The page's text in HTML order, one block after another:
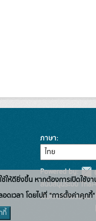
ภาษา
Powered by:
สนับสนุนระบบ
เว็บไซต์ที่เกี่ยวข้อง:
ให้ดียิ่งขึ้น หากต้องการเปิดใช้
เวลา โดยไปที่ "การตั้งค่าคุกกี้"
กี้